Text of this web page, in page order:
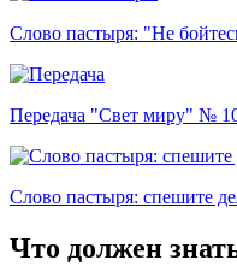
Слово пастыря: "Не
Передача "Свет миру" №
Слово пастыря: спешите
Что должен